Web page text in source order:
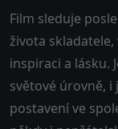
Film sleduje
života
inspiraci a lásku.
světové úrovně,
postavení ve